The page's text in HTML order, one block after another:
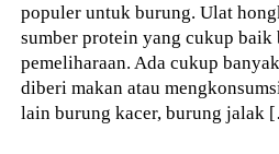
populer untuk burung. Ulat
sumber protein yang cukup baik
pemeliharaan. Ada cukup
diberi makan atau
lain burung kacer, burung jalak